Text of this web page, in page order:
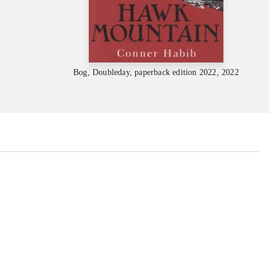
Bog, Doubleday, paperback edition 2022, 2022